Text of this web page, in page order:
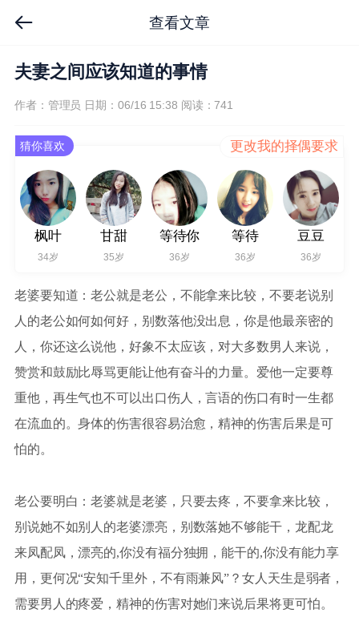
查看文章
夫妻之间应该知道的事情
作者：管理员 日期：06/16 15:38 阅读：741
猜你喜欢 更改我的择偶要求
枫叶
34岁
甘甜
35岁
等待你
36岁
等待
36岁
豆豆
36岁
老婆要知道：老公就是老公，不能拿来比较，不要老说别
人的老公如何如何好，别数落他没出息，你是他最亲密的
人，你还这么说他，好象不太应该，对大多数男人来说，
赞赏和鼓励比辱骂更能让他有奋斗的力量。爱他一定要尊
重他，再生气也不可以出口伤人，言语的伤口有时一生都
在流血的。身体的伤害很容易治愈，精神的伤害后果是可
怕的。
老公要明白：老婆就是老婆，只要去疼，不要拿来比较，
别说她不如别人的老婆漂亮，别数落她不够能干，龙配龙
来凤配凤，漂亮的,你没有福分独拥，能干的,你没有能力享
用，更何况“安知千里外，不有雨兼风”？女人天生是弱者，
需要男人的疼爱，精神的伤害对她们来说后果将更可怕。